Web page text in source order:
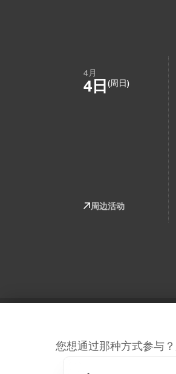
您想通过那种方式参与
4月
4日 (周日)
周边活动